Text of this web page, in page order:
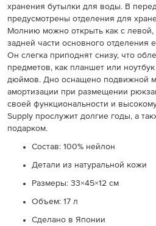
хранения бутылки для воды. В
предусмотрены отделения для
Молнию можно открыть как с левой,
задней части основного отделения
Он слегка приподнят снизу, что
предметов, как планшет или
дюймов. Дно оснащено подвижной
амортизации при размещении
своей функциональности и
Supply прослужит долгие годы, а
подарком.
Состав: 100% нейлон
Детали из натуральной кожи
Размеры:33×45×12см
Объем: 17 л
Сделано в Японии